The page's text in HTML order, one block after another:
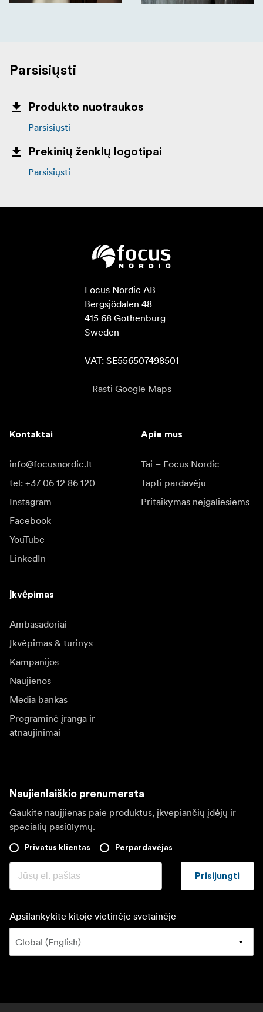
Parsisiųsti
Produkto nuotraukos
Parsisiųsti
Prekinių ženklų logotipai
Parsisiųsti
Focus Nordic AB
Bergsjödalen 48
415 68 Gothenburg
Sweden
VAT: SE556507498501
Rasti Google Maps
Kontaktai
info@focusnordic.lt
tel: +37 06 12 86 120
Instagram
Facebook
YouTube
LinkedIn
Apie mus
Tai – Focus Nordic
Tapti pardavėju
Pritaikymas neįgaliesiems
Įkvėpimas
Ambasadoriai
Įkvėpimas & turinys
Kampanijos
Naujienos
Media bankas
Programinė įranga ir
atnaujinimai
Naujienlaiškio prenumerata
Gaukite naujjienas paie produktus, įkvepiančių įdėjų ir
specialių pasiūlymų.
Privatus klientas Perpardavėjas
Prisijungti
Apsilankykite kitoje vietinėje svetainėje